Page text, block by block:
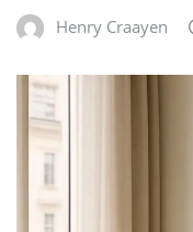
Henry Craayen